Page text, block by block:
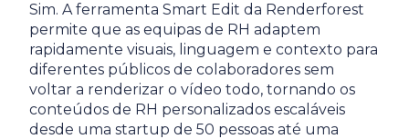
Sim. A ferramenta Smart Edit da Renderforest
permite que as equipas de RH adaptem
rapidamente visuais, linguagem e contexto para
diferentes públicos de colaboradores sem
voltar a renderizar o vídeo todo, tornando os
conteúdos de RH personalizados escaláveis
desde uma startup de 50 pessoas até uma